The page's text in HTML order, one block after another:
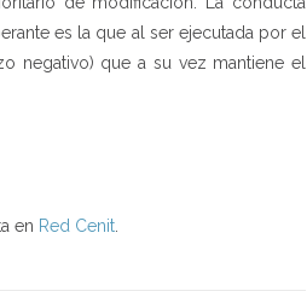
es la que al ser ejecutada por el
negativo) que a su vez mantiene el
en Red Cenit.